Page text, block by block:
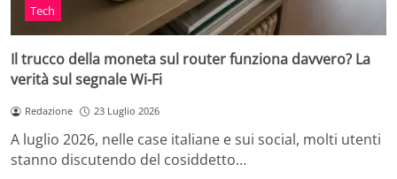
Tech
Il trucco della moneta sul router funziona davvero? La
verità sul segnale Wi-Fi
Redazione 23 Luglio 2026
A luglio 2026, nelle case italiane e sui social, molti utenti
stanno discutendo del cosiddetto…